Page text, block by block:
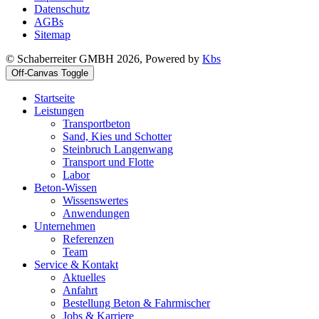
Datenschutz
AGBs
Sitemap
© Schaberreiter GMBH 2026, Powered by Kbs
Off-Canvas Toggle
Startseite
Leistungen
Transportbeton
Sand, Kies und Schotter
Steinbruch Langenwang
Transport und Flotte
Labor
Beton-Wissen
Wissenswertes
Anwendungen
Unternehmen
Referenzen
Team
Service & Kontakt
Aktuelles
Anfahrt
Bestellung Beton & Fahrmischer
Jobs & Karriere